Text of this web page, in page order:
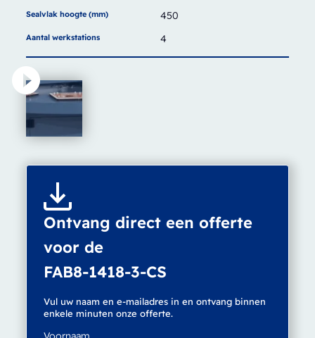
Sealvlak hoogte (mm) 450
Aantal werkstations 4
Ontvang direct een offerte
voor de
FAB8-1418-3-CS
Vul uw naam en e-mailadres in en ontvang binnen
enkele minuten onze offerte.